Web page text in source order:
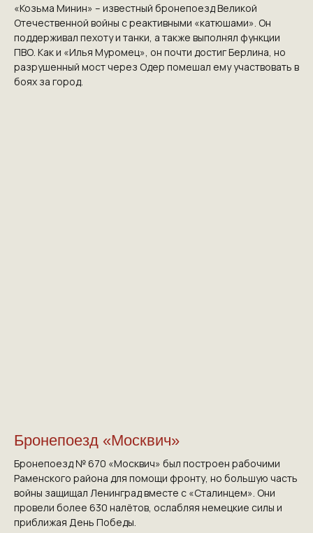
«Козьма Минин» – известный бронепоезд Великой
Отечественной войны с реактивными «катюшами». Он
поддерживал пехоту и танки, а также выполнял функции
ПВО. Как и «Илья Муромец», он почти достиг Берлина, но
разрушенный мост через Одер помешал ему участвовать в
боях за город.
Бронепоезд «Москвич»
Бронепоезд № 670 «Москвич» был построен рабочими
Раменского района для помощи фронту, но большую часть
войны защищал Ленинград вместе с «Сталинцем». Они
провели более 630 налётов, ослабляя немецкие силы и
приближая День Победы.